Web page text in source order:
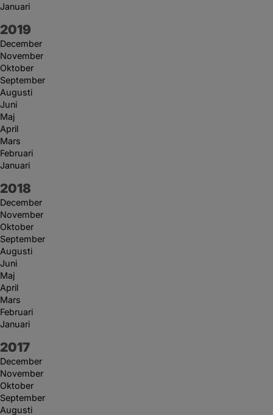
Januari
År:
2019
December
November
Oktober
September
Augusti
Juni
Maj
April
Mars
Februari
Januari
År:
2018
December
November
Oktober
September
Augusti
Juni
Maj
April
Mars
Februari
Januari
År:
2017
December
November
Oktober
September
Augusti